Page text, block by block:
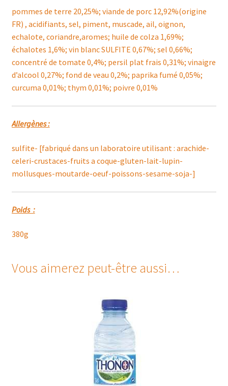
pommes de terre 20,25%; viande de porc 12,92%(origine
FR) , acidifiants, sel, piment, muscade, ail, oignon,
echalote, coriandre,aromes; huile de colza 1,69%;
échalotes 1,6%; vin blanc SULFITE 0,67%; sel 0,66%;
concentré de tomate 0,4%; persil plat frais 0,31%; vinaigre
d’alcool 0,27%; fond de veau 0,2%; paprika fumé 0,05%;
curcuma 0,01%; thym 0,01%; poivre 0,01%
Allergènes :
sulfite- [fabriqué dans un laboratoire utilisant : arachide-
celeri-crustaces-fruits a coque-gluten-lait-lupin-
mollusques-moutarde-oeuf-poissons-sesame-soja-]
Poids :
380g
Vous aimerez peut-être aussi…